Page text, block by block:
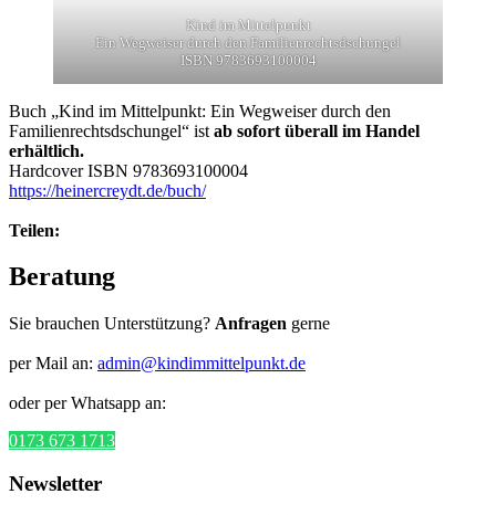
Kind im Mittelpunkt
Ein Wegweiser durch den Familienrechtsdschungel
ISBN 9783693100004
Buch „Kind im Mittelpunkt: Ein Wegweiser durch den
Familienrechtsdschungel“ ist ab sofort überall im Handel
erhältlich.
Hardcover ISBN 9783693100004
https://heinercreydt.de/buch/
Teilen:
Beratung
Sie brauchen Unterstützung? Anfragen gerne
per Mail an: admin@kindimmittelpunkt.de
oder per Whatsapp an:
0173 673 1713
Newsletter